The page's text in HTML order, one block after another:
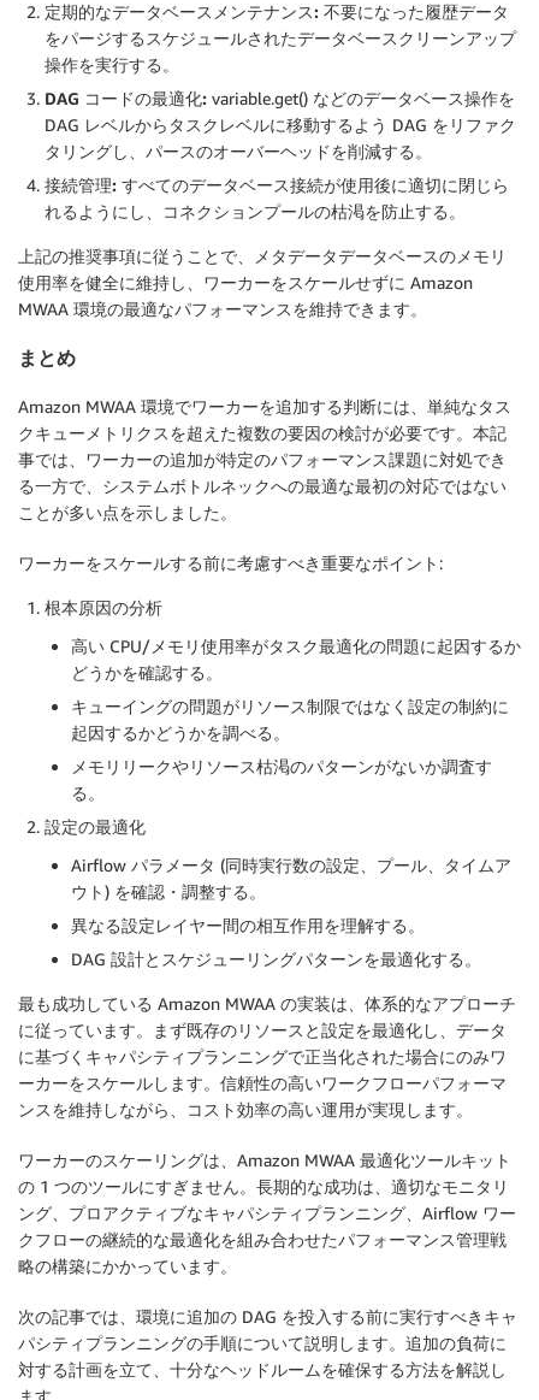
定期的なデータベースメンテナンス: 不要になった履歴データ
をパージするスケジュールされたデータベースクリーンアップ
操作を実行する。
DAG コードの最適化: variable.get() などのデータベース操作を
DAG レベルからタスクレベルに移動するよう DAG をリファク
タリングし、パースのオーバーヘッドを削減する。
接続管理: すべてのデータベース接続が使用後に適切に閉じら
れるようにし、コネクションプールの枯渇を防止する。
上記の推奨事項に従うことで、メタデータデータベースのメモリ
使用率を健全に維持し、ワーカーをスケールせずに Amazon
MWAA 環境の最適なパフォーマンスを維持できます。
まとめ
Amazon MWAA 環境でワーカーを追加する判断には、単純なタス
クキューメトリクスを超えた複数の要因の検討が必要です。本記
事では、ワーカーの追加が特定のパフォーマンス課題に対処でき
る一方で、システムボトルネックへの最適な最初の対応ではない
ことが多い点を示しました。
ワーカーをスケールする前に考慮すべき重要なポイント:
根本原因の分析
高い CPU/メモリ使用率がタスク最適化の問題に起因するか
どうかを確認する。
キューイングの問題がリソース制限ではなく設定の制約に
起因するかどうかを調べる。
メモリリークやリソース枯渇のパターンがないか調査す
る。
設定の最適化
Airflow パラメータ (同時実行数の設定、プール、タイムア
ウト) を確認・調整する。
異なる設定レイヤー間の相互作用を理解する。
DAG 設計とスケジューリングパターンを最適化する。
最も成功している Amazon MWAA の実装は、体系的なアプローチ
に従っています。まず既存のリソースと設定を最適化し、データ
に基づくキャパシティプランニングで正当化された場合にのみワ
ーカーをスケールします。信頼性の高いワークフローパフォーマ
ンスを維持しながら、コスト効率の高い運用が実現します。
ワーカーのスケーリングは、Amazon MWAA 最適化ツールキット
の 1 つのツールにすぎません。長期的な成功は、適切なモニタリ
ング、プロアクティブなキャパシティプランニング、Airflow ワー
クフローの継続的な最適化を組み合わせたパフォーマンス管理戦
略の構築にかかっています。
次の記事では、環境に追加の DAG を投入する前に実行すべきキャ
パシティプランニングの手順について説明します。追加の負荷に
対する計画を立て、十分なヘッドルームを確保する方法を解説し
ます。